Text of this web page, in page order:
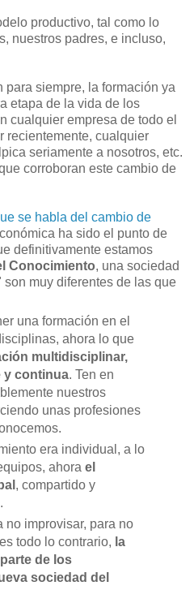
productivo, tal como lo
nuestros padres, e incluso,
siempre, la formación ya
etapa de la vida de los
cualquier empresa de todo el
recientemente, cualquier
seriamente a nosotros, etc.
corroboran este cambio de
se habla del cambio de
ha sido el punto de
definitivamente estamos
Conocimiento, una sociedad
muy diferentes de las que
una formación en el
ahora lo que
multidisciplinar,
y continua. Ten en
nuestros
unas profesiones
era individual, a lo
ahora el
, compartido y
no improvisar, para no
todo lo contrario, la
de los
sociedad del